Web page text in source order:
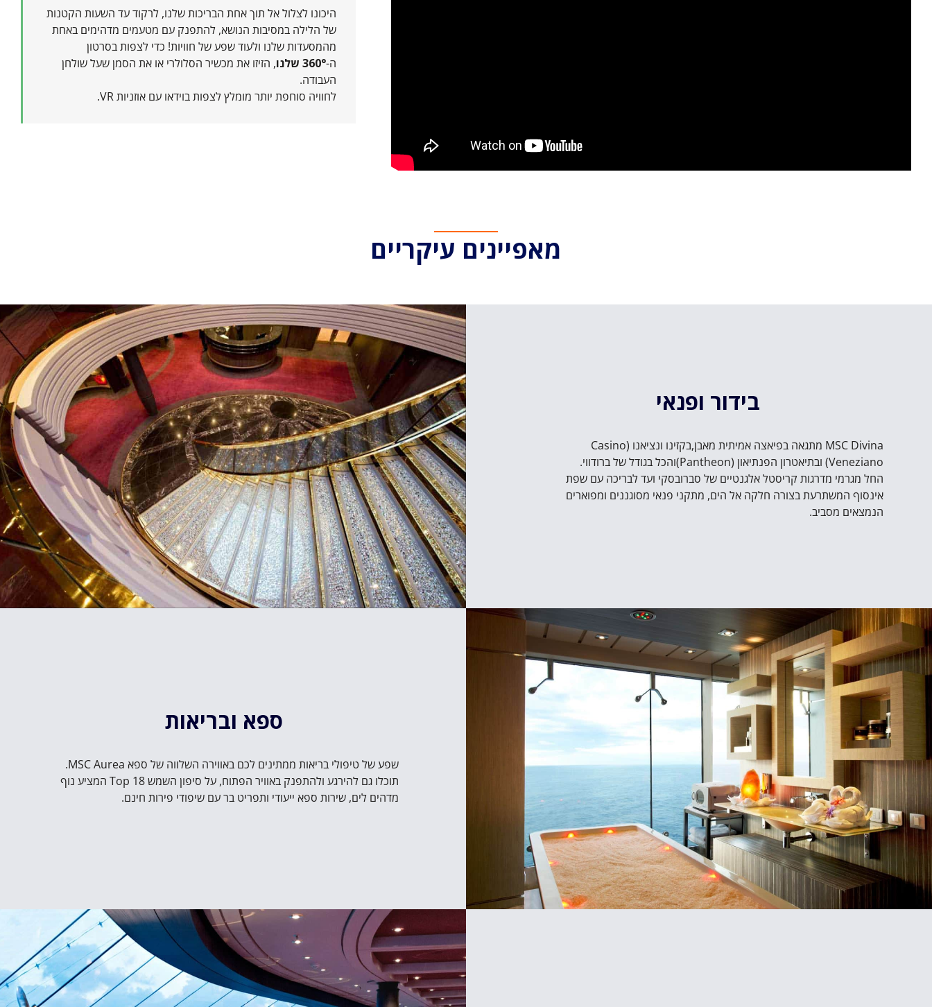
היכונו לצלול אל תוך אחת הבריכות שלנו, לרקוד עד השעות הקטנות
של הלילה במסיבות הנושא, להתפנק עם מטעמים מדהימים באחת
מהמסעדות שלנו ולעוד שפע של חוויות! כדי לצפות בסרטון
ה-360° שלנו, הזיזו את מכשיר הסלולרי או את הסמן שעל שולחן
העבודה.
לחוויה סוחפת יותר מומלץ לצפות בוידאו עם אוזניות VR.
מאפיינים עיקריים
בידור ופנאי
MSC Divina מתגאה בפיאצה אמיתית מאבן,בקזינו ונציאנו (Casino
Veneziano) ובתיאטרון הפנתיאון (Pantheon)והכל בגודל של ברודווי.
החל מגרמי מדרגות קריסטל אלגנטיים של סברובסקי ועד לבריכה עם שפת
אינסוף המשתרעת בצורה חלקה אל הים, מתקני פנאי מסוגננים ומפוארים
הנמצאים מסביב.
ספא ובריאות
שפע של טיפולי בריאות ממתינים לכם באווירה השלווה של ספא MSC Aurea.
תוכלו גם להירגע ולהתפנק באוויר הפתוח, על סיפון השמש Top 18 המציע נוף
מדהים לים, שירות ספא ייעודי ותפריט בר עם שיפודי פירות חינם.